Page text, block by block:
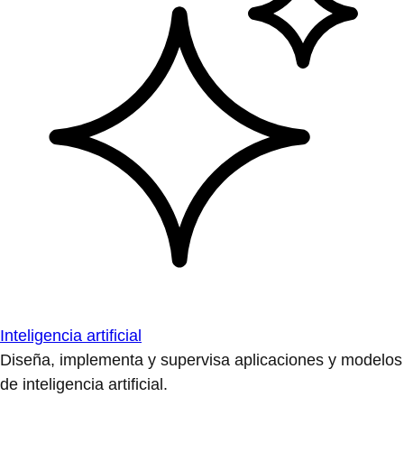
Inteligencia artificial
Diseña, implementa y supervisa aplicaciones y modelos
de inteligencia artificial.